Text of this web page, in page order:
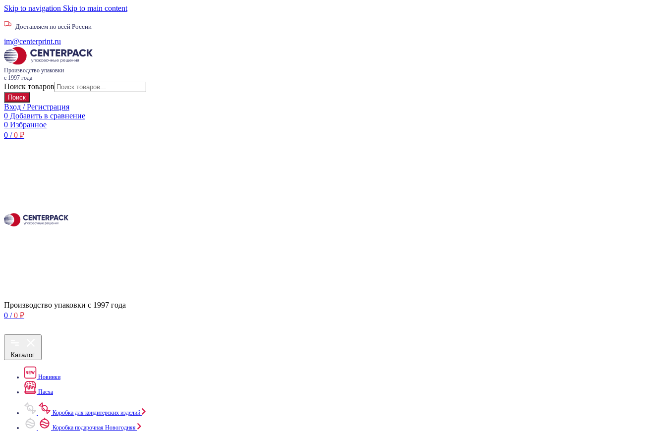
Skip to navigation Skip to main content
Доставляем по всей России
im@centerprint.ru
Производство упаковки
с 1997 года
Поиск товаров
Поиск
Вход / Регистрация
0 Добавить в сравнение
0 Избранное
0 / 0 ₽
Производство упаковки с 1997 года
0 / 0 ₽
Каталог
Новинки
Пасха
Коробка для кондитерских изделий
Коробка подарочная Новогодняя